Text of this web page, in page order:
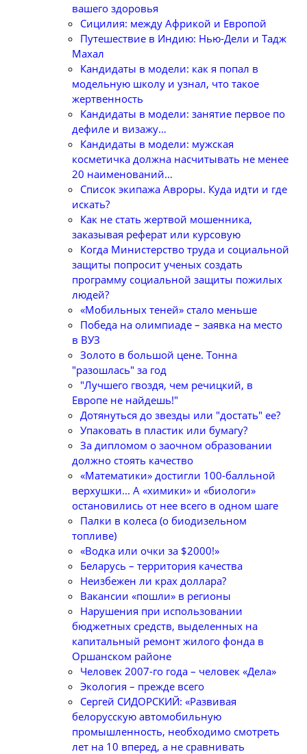
вашего здоровья
Сицилия: между Африкой и Европой
Путешествие в Индию: Нью-Дели и Тадж
Махал
Кандидаты в модели: как я попал в
модельную школу и узнал, что такое
жертвенность
Кандидаты в модели: занятие первое по
дефиле и визажу…
Кандидаты в модели: мужская
косметичка должна насчитывать не менее
20 наименований…
Список экипажа Авроры. Куда идти и где
искать?
Как не стать жертвой мошенника,
заказывая реферат или курсовую
Когда Министерство труда и социальной
защиты попросит ученых создать
программу социальной защиты пожилых
людей?
«Мобильных теней» стало меньше
Победа на олимпиаде – заявка на место
в ВУЗ
Золото в большой цене. Тонна
"разошлась" за год
"Лучшего гвоздя, чем речицкий, в
Европе не найдешь!"
Дотянуться до звезды или "достать" ее?
Упаковать в пластик или бумагу?
За дипломом о заочном образовании
должно стоять качество
«Математики» достигли 100-балльной
верхушки... А «химики» и «биологи»
остановились от нее всего в одном шаге
Палки в колеса (о биодизельном
топливе)
«Водка или очки за $2000!»
Беларусь – территория качества
Неизбежен ли крах доллара?
Вакансии «пошли» в регионы
Нарушения при использовании
бюджетных средств, выделенных на
капитальный ремонт жилого фонда в
Оршанском районе
Человек 2007-го года – человек «Дела»
Экология – прежде всего
Сергей СИДОРСКИЙ: «Развивая
белорусскую автомобильную
промышленность, необходимо смотреть
лет на 10 вперед, а не сравнивать